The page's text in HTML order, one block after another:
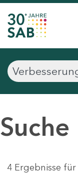
Suche
4 Ergebnisse für